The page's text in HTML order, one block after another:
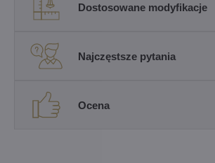
Dostosowane modyfikacje
Najczęstsze pytania
Ocena